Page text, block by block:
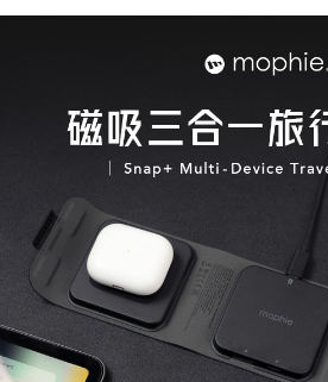
是否繳費成功／繳費後需取消欲退款等相關疑
https://
【注意事項】
１．透過由恩沛科技股份有限公司提供之「
權轉讓予恩沛科技股份有限公司。
２．關於個人資料處理事宜，請瀏覽以下網址：
https://aftee.tw/terms/#terms3
３．未成年的使用者請事先徵得法定代理人或
「AFTEE先享後付」，若未經同意申辦者引起
任。
４．使用「AFTEE先享後付」時，將依據個別
時審查核予不同之上限額度；若仍有額度不足
請求用戶進行身份認證。
５．嚴禁一人註冊多個帳號或使用他人資訊註
每筆NT$60，滿NT$499(含以上)免運費
每筆NT$63，滿NT$499(含以上)免運費
每筆NT$100